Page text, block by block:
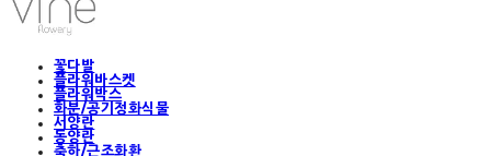
꽃다발
플라워바스켓
플라워박스
화분/공기정화식물
서양란
동양란
축하/근조화환